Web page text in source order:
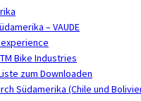
– VAUDE
experience
Bike Industries
zum Downloaden
Südamerika (Chile und